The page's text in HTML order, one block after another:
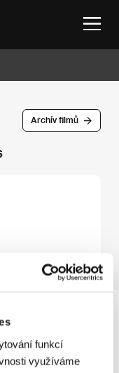
funkcí
využíváme
Archív filmů